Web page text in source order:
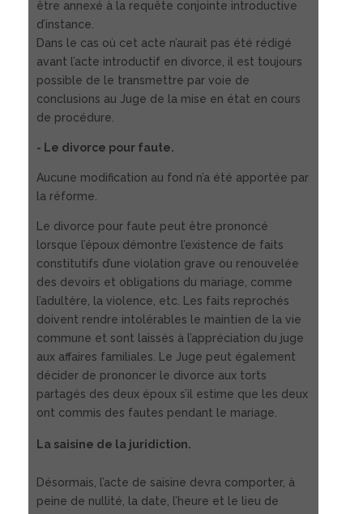
être annexé à la requête conjointe introductive
d’instance.
Dans le cas où cet acte n’aurait pas été rédigé
avant l’acte introductif en divorce, il est toujours
possible de le transmettre par voie de
conclusions au Juge de la mise en état en cours
de procédure.
- Le divorce pour faute.
Aucune modification au fond n’a été apportée par
la réforme.
Le divorce pour faute peut être prononcé
lorsque l’époux démontre l’existence de faits
constitutifs d’une violation grave ou renouvelée
des devoirs et obligations du mariage, comme
l’adultère, la violence, etc. Les faits reprochés
doivent rendre intolérables le maintien de la vie
commune et sont laissés à l’appréciation du juge
aux affaires familiales. Le Juge peut également
décider de prononcer le divorce aux torts
partagés des deux époux s’il estime que les deux
ont commis des fautes pendant le mariage.
La saisine de la juridiction.
Désormais, l’acte de saisine devra comporter, à
peine de nullité, la date, l’heure et le lieu de